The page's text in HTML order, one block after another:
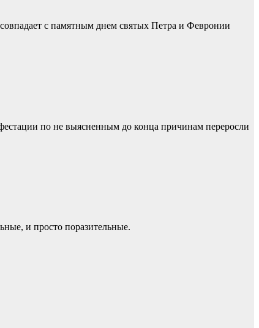
с памятным днем святых Петра и Февронии
по не выясненным до конца причинам переросли
и просто поразительные.